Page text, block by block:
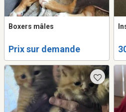
Boxers mâles
Prix sur demande